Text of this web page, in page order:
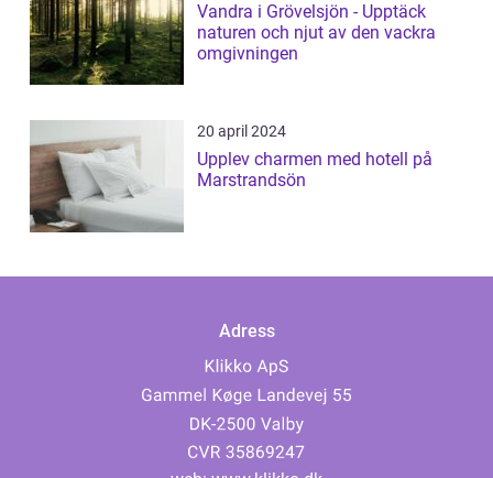
Vandra i Grövelsjön - Upptäck
naturen och njut av den vackra
omgivningen
20 april 2024
Upplev charmen med hotell på
Marstrandsön
Adress